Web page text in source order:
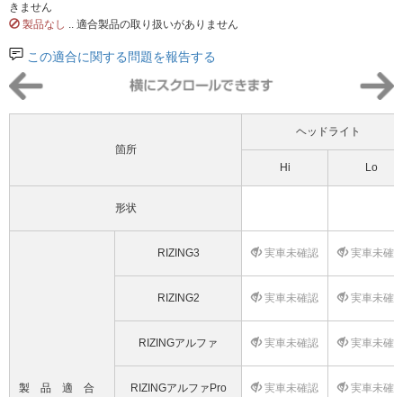
きません
製品なし .. 適合製品の取り扱いがありません
この適合に関する問題を報告する
箇所
ヘッドライト
Hi Lo
形状
製品適合
RIZING3 実車未確認 実車未確
RIZING2 実車未確認 実車未確
RIZINGアルファ 実車未確認 実車未確
RIZINGアルファPro 実車未確認 実車未確